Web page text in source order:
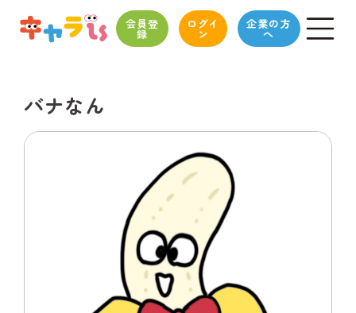
会員登
録
ログイ
ン
企業の方
へ
バナなん